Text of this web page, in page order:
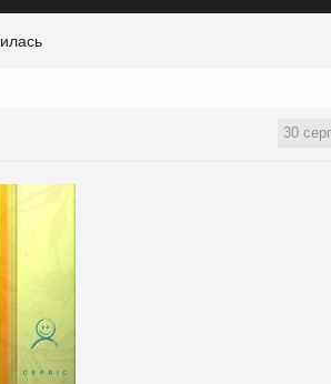
30